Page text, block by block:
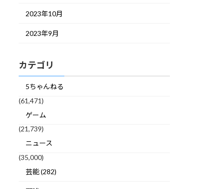
2023年10月
2023年9月
カテゴリ
5ちゃんねる
(61,471)
ゲーム
(21,739)
ニュース
(35,000)
芸能 (282)